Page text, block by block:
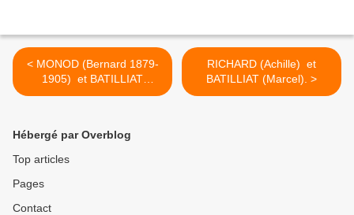
< MONOD (Bernard 1879-
1905) et BATILLIAT
(Marcel).
RICHARD (Achille) et
BATILLIAT (Marcel). >
Hébergé par Overblog
Top articles
Pages
Contact